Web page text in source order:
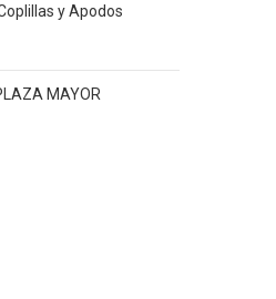
y Apodos
MAYOR